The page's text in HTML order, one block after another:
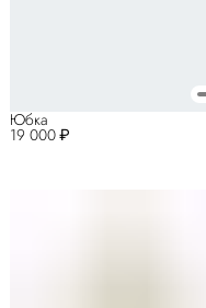
19 000 ₽
Юбка